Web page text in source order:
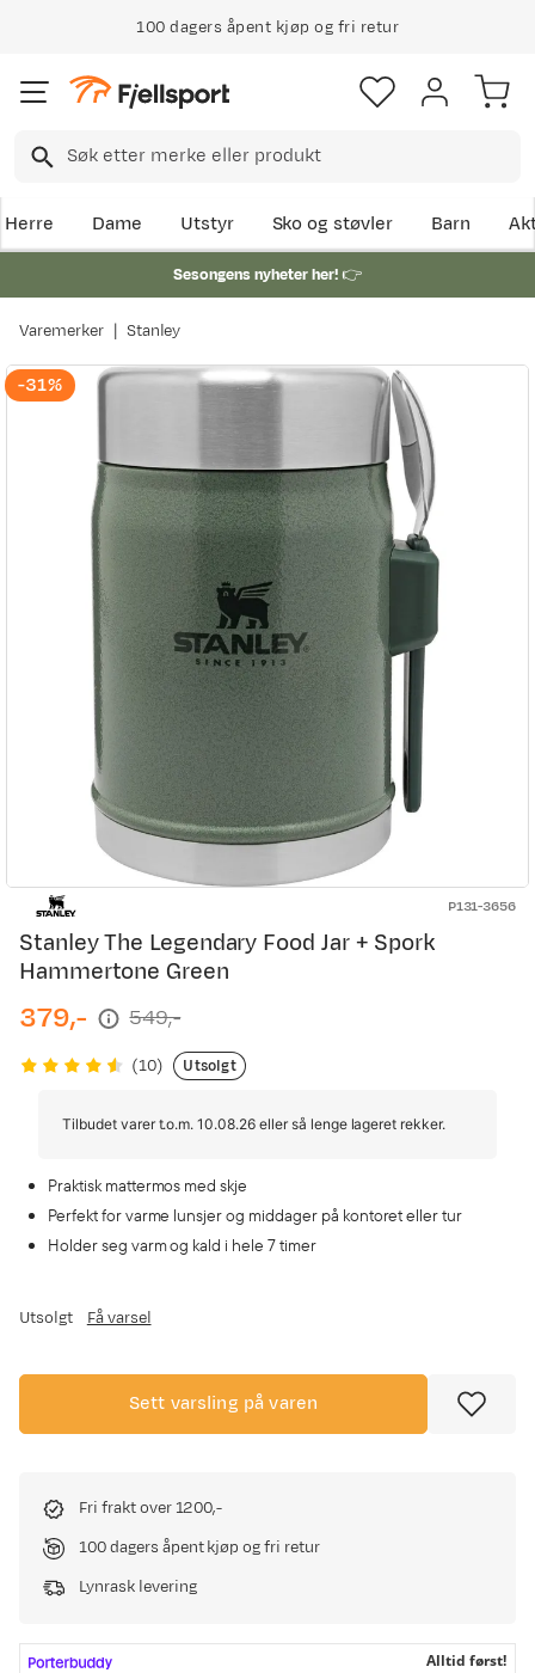
100 dagers åpent kjøp og fri retur
Herre Dame Utstyr Sko og støvler Barn
Sesongens nyheter her!👉
Varemerker Stanley
-31%
P131-3656
Stanley The Legendary Food Jar + Spork
Hammertone Green
discounted
price
379,-
original
price
549,-
(10) Utsolgt
Tilbudet varer t.o.m. 10.08.26 eller så lenge lageret rekker.
Praktisk mattermos med skje
Perfekt for varme lunsjer og middager på kontoret eller tur
Holder seg varm og kald i hele 7 timer
Utsolgt Få varsel
Sett varsling på varen
Fri frakt over 1200,-
100 dagers åpent kjøp og fri retur
Lynrask levering
Alltid først!